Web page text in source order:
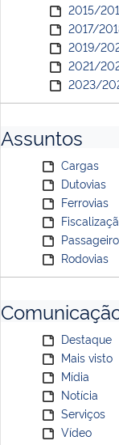
2015/
2017/
2019/
2021/
2023/
Assuntos
Cargas
Dutovias
Ferrovias
Rodovias
Destaque
Mais visto
Mídia
Notícia
Serviços
Vídeo